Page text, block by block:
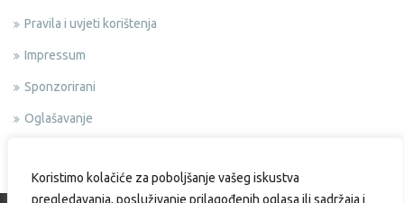
Koristimo kolačiće za poboljšanje vašeg iskustva
pregledavanja, posluživanje prilagođenih oglasa ili sadržaja i
Pravila i uvjeti korištenja
Impressum
Sponzorirani
Oglašavanje